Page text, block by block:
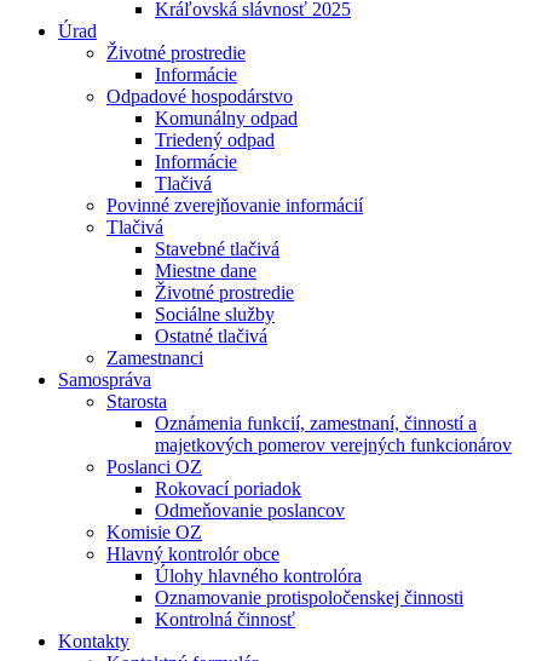
Kráľovská slávnosť 2025
Úrad
Životné prostredie
Informácie
Odpadové hospodárstvo
Komunálny odpad
Triedený odpad
Informácie
Tlačivá
Povinné zverejňovanie informácií
Tlačivá
Stavebné tlačivá
Miestne dane
Životné prostredie
Sociálne služby
Ostatné tlačivá
Zamestnanci
Samospráva
Starosta
Oznámenia funkcií, zamestnaní, činností a
majetkových pomerov verejných funkcionárov
Poslanci OZ
Rokovací poriadok
Odmeňovanie poslancov
Komisie OZ
Hlavný kontrolór obce
Úlohy hlavného kontrolóra
Oznamovanie protispoločenskej činnosti
Kontrolná činnosť
Kontakty